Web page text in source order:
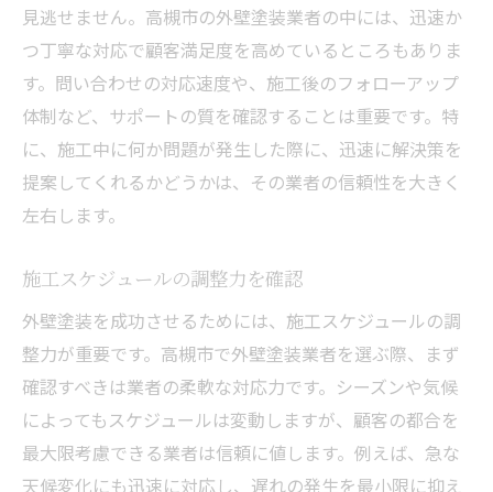
見逃せません。高槻市の外壁塗装業者の中には、迅速か
つ丁寧な対応で顧客満足度を高めているところもありま
す。問い合わせの対応速度や、施工後のフォローアップ
体制など、サポートの質を確認することは重要です。特
に、施工中に何か問題が発生した際に、迅速に解決策を
提案してくれるかどうかは、その業者の信頼性を大きく
左右します。
施工スケジュールの調整力を確認
外壁塗装を成功させるためには、施工スケジュールの調
整力が重要です。高槻市で外壁塗装業者を選ぶ際、まず
確認すべきは業者の柔軟な対応力です。シーズンや気候
によってもスケジュールは変動しますが、顧客の都合を
最大限考慮できる業者は信頼に値します。例えば、急な
天候変化にも迅速に対応し、遅れの発生を最小限に抑え